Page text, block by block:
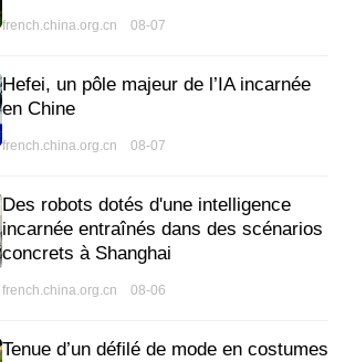
french.china.org.cn 08-07
Hefei, un pôle majeur de l’IA incarnée
en Chine
french.china.org.cn 08-07
Des robots dotés d'une intelligence
incarnée entraînés dans des scénarios
concrets à Shanghai
french.china.org.cn 08-06
Tenue d’un défilé de mode en costumes